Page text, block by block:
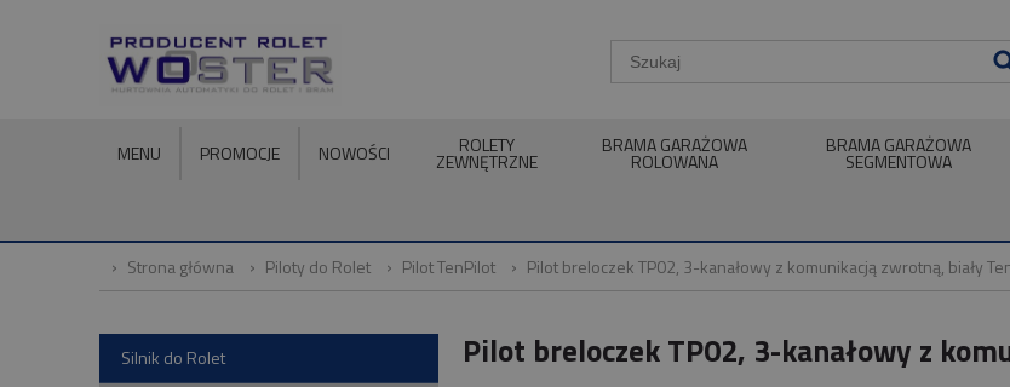
MENU PROMOCJE NOWOŚCI ROLETY
ZEWNĘTRZNE
BRAMA GARAŻOWA
ROLOWANA
BRAMA GARAŻOWA
SEGMENTOWA
Strona główna Piloty do Rolet Pilot TenPilot Pilot breloczek TP02, 3-kanałowy z komunikacją zwrotną, biały
Silnik do Rolet
Pilot breloczek TP02, 3-kanałowy z